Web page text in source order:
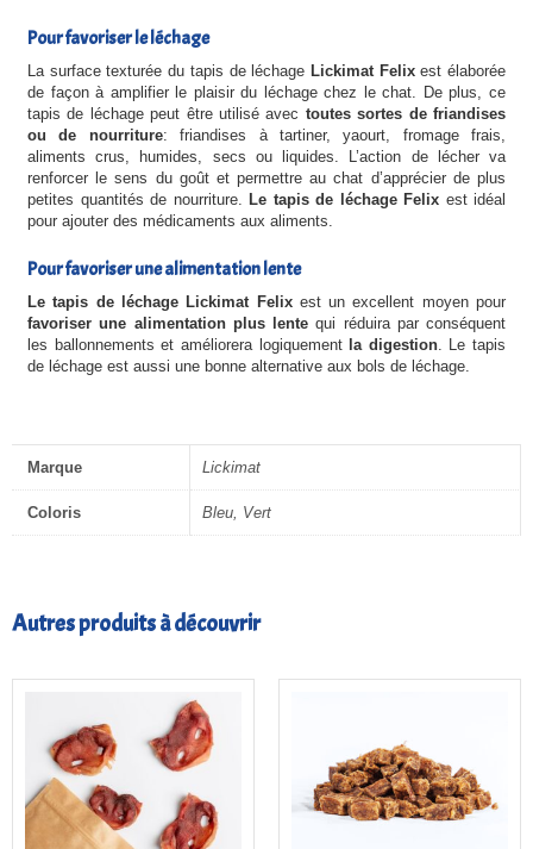
Pour favoriser le léchage
La surface texturée du tapis de léchage Lickimat Felixest élaborée
de façon à amplifier le plaisir du léchage chez le chat. De plus, ce
tapis de léchage peut être utilisé avec toutes sortes de friandises
ou de nourriture: friandises à tartiner, yaourt, fromage frais,
aliments crus, humides, secs ou liquides. L’action de lécher va
renforcer le sens du goût et permettre au chat d’apprécier de plus
petites quantités de nourriture. Le tapis de léchage Felix est idéal
pour ajouter des médicaments aux aliments.
Pour favoriser une alimentation lente
Le tapis de léchage Lickimat Felixest un excellent moyen pour
favoriser une alimentation plus lente qui réduira par conséquent
les ballonnements et améliorera logiquement la digestion. Le tapis
de léchage est aussi une bonne alternative aux bols de léchage.
Marque Lickimat
Coloris Bleu, Vert
Autres produits à découvrir
18,00€